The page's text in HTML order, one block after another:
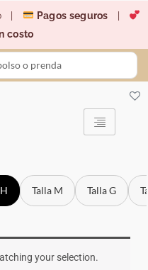
| Pagos seguros
costo
Talla M Talla G
your selection.